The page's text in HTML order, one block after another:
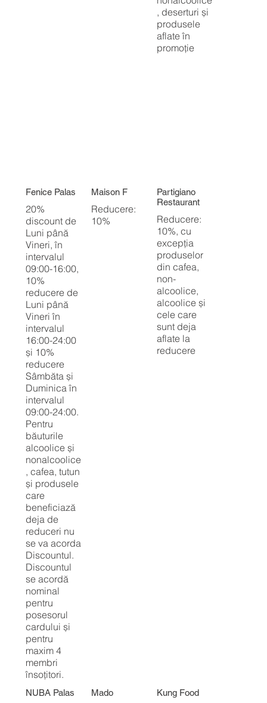
, deserturi și
produsele
aflate în
promoție
Fenice Palas
20%
discount de
Luni până
Vineri, în
intervalul
09:00-16:00,
10%
reducere de
Luni până
Vineri în
intervalul
16:00-24:00
și 10%
reducere
Sâmbăta și
Duminica în
intervalul
09:00-24:00.
Pentru
băuturile
alcoolice și
nonalcoolice
, cafea, tutun
și produsele
care
beneficiază
deja de
reduceri nu
se va acorda
Discountul.
Discountul
se acordă
nominal
pentru
posesorul
cardului și
pentru
maxim 4
membri
însoțitori.
Maison F
Reducere:
10%
Partigiano
Restaurant
Reducere:
10%, cu
excepția
produselor
din cafea,
non-
alcoolice,
alcoolice și
cele care
sunt deja
aflate la
reducere
NUBA Palas Mado Kung Food